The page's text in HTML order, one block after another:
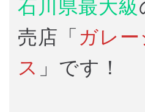
石川県最大級
売店「 ガレ
ス 」です！